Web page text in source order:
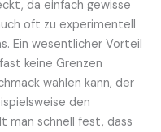
da einfach gewisse
oft zu experimentell
Ein wesentlicher Vorteil
keine Grenzen
wählen kann, der
den
man schnell fest, dass